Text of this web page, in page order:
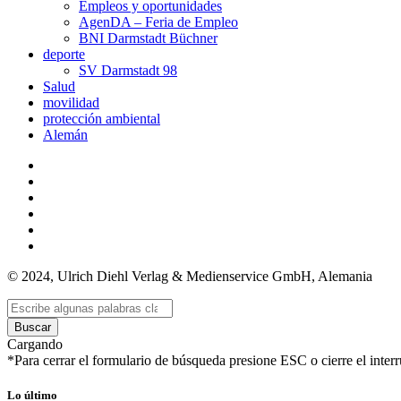
Empleos y oportunidades
AgenDA – Feria de Empleo
BNI Darmstadt Büchner
deporte
SV Darmstadt 98
Salud
movilidad
protección ambiental
Alemán
© 2024, Ulrich Diehl Verlag & Medienservice GmbH, Alemania
Buscar
Cargando
*Para cerrar el formulario de búsqueda presione ESC o cierre el
Lo último